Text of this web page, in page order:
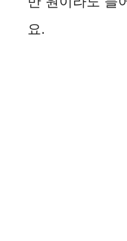
요.